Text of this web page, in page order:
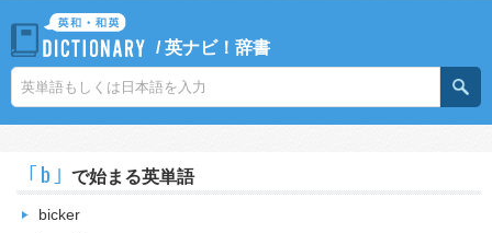
/英ナビ！辞書
｢b｣ で始まる英単語
bicker